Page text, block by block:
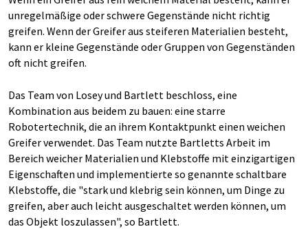
unregelmäßige oder schwere Gegenstände nicht richtig
greifen. Wenn der Greifer aus steiferen Materialien besteht,
kann er kleine Gegenstände oder Gruppen von Gegenständen
oft nicht greifen.
Das Team von Losey und Bartlett beschloss, eine
Kombination aus beidem zu bauen: eine starre
Robotertechnik, die an ihrem Kontaktpunkt einen weichen
Greifer verwendet. Das Team nutzte Bartletts Arbeit im
Bereich weicher Materialien und Klebstoffe mit einzigartigen
Eigenschaften und implementierte so genannte schaltbare
Klebstoffe, die "stark und klebrig sein können, um Dinge zu
greifen, aber auch leicht ausgeschaltet werden können, um
das Objekt loszulassen", so Bartlett.